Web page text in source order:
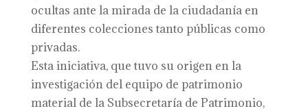
ocultas ante la mirada de la ciudadanía en
diferentes colecciones tanto públicas como
privadas.
Esta iniciativa, que tuvo su origen en la
investigación del equipo de patrimonio
material de la Subsecretaría de Patrimonio,